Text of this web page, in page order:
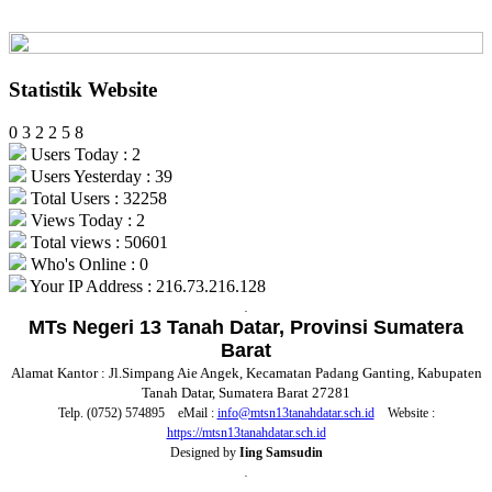
Statistik Website
0 3 2 2 5 8
Users Today : 2
Users Yesterday : 39
Total Users : 32258
Views Today : 2
Total views : 50601
Who's Online : 0
Your IP Address : 216.73.216.128
MTs Negeri 13 Tanah Datar, Provinsi Sumatera
Barat
Alamat Kantor : Jl.Simpang Aie Angek, Kecamatan Padang Ganting, Kabupaten
Tanah Datar, Sumatera Barat 27281
Telp. (0752) 574895 eMail : info@mtsn13tanahdatar.sch.id
Website :
https://mtsn13tanahdatar.sch.id
Designed by Iing Samsudin